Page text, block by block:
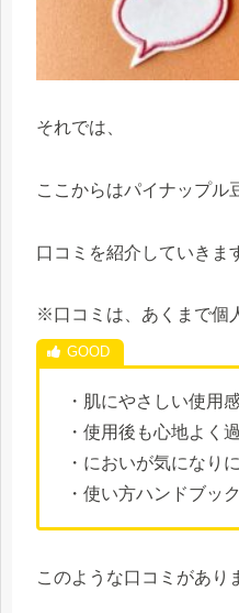
それでは、
ここからはパイナップル
口コミを紹介していきま
※口コミは、あくまで個
・肌にやさしい使用
・使用後も心地よく
・においが気になり
・使い方ハンドブッ
このような口コミがあり